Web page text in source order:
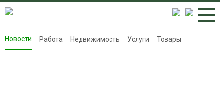
Новости
Новости Работа Недвижимость Услуги Товары